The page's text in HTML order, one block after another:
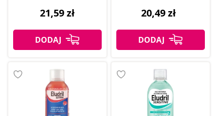
21,59 zł 20,49 zł